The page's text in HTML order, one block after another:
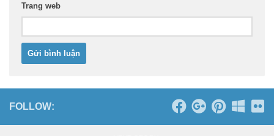
Trang web
FOLLOW: